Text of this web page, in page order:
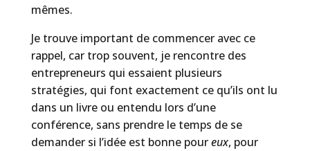
mêmes.
Je trouve important de commencer avec ce
rappel, car trop souvent, je rencontre des
entrepreneurs qui essaient plusieurs
stratégies, qui font exactement ce qu’ils ont lu
dans un livre ou entendu lors d’une
conférence, sans prendre le temps de se
demander si l’idée est bonne poureux, pour